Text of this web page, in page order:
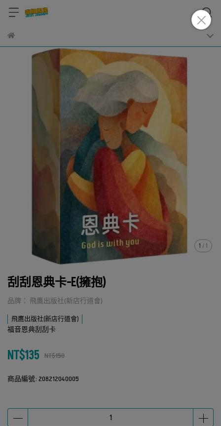
1 /1
刮刮恩典卡-E(擁抱)
品牌： 飛鷹出版社(新店行道會)
飛鷹出版社(新店行道會)
福音恩典刮刮卡
NT$135 NT$150
商品編號: 208212040005